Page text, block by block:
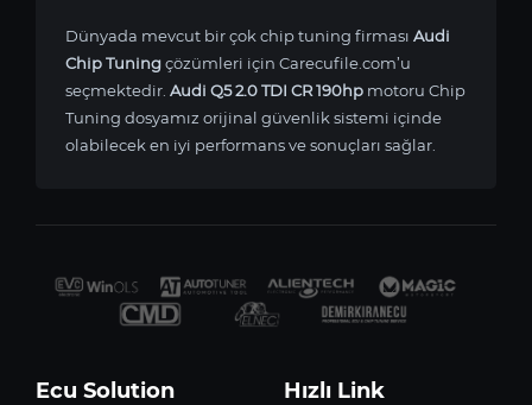
Dünyada mevcut bir çok chip tuning firması Audi
Chip Tuningçözümleri için Carecufile.com’u
seçmektedir. Audi Q5 2.0 TDI CR 190hp motoru Chip
Tuning dosyamız orijinal güvenlik sistemi içinde
olabilecek en iyi performans ve sonuçları sağlar.
Ecu Solution Hızlı Link